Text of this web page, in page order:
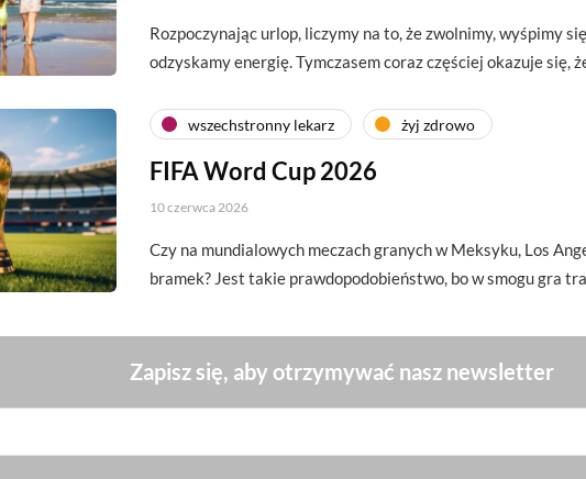
Rozpoczynając urlop, liczymy na to, że zwolnimy, wyśpimy
odzyskamy energię. Tymczasem coraz częściej okazuje się,
wszechstronny lekarz żyj zdrowo
FIFA Word Cup 2026
10 czerwca 2026
Czy na mundialowych meczach granych w Meksyku, Los
bramek? Jest takie prawdopodobieństwo, bo w smogu gra
Zapisz się, aby otrzymywać nasz newsletter